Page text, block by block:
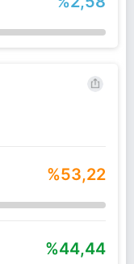
%53,22
%44,44